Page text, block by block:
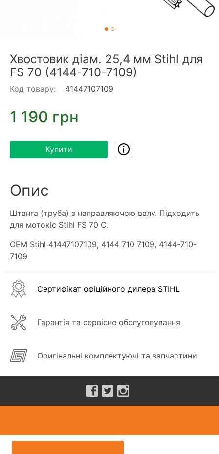
Хвостовик діам. 25,4 мм Stihl для
FS 70 (4144-710-7109)
Код товару: 41447107109
1 190 грн
Купити
Опис
Штанга (труба) з направляючою валу. Підходить
для мотокіс Stihl FS 70 C.
OEM Stihl 41447107109, 4144 710 7109, 4144-710-
7109
Сертифікат офіційного дилера STIHL
Гарантія та сервісне обслуговування
Оригінальні комплектуючі та запчастини